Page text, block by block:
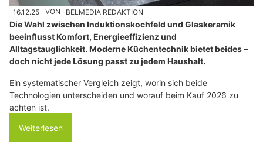
16.12.25 VON BELMEDIA REDAKTION
Die Wahl zwischen Induktionskochfeld und Glaskeramik
beeinflusst Komfort, Energieeffizienz und
Alltagstauglichkeit. Moderne Küchentechnik bietet beides –
doch nicht jede Lösung passt zu jedem Haushalt.
Ein systematischer Vergleich zeigt, worin sich beide
Technologien unterscheiden und worauf beim Kauf 2026 zu
achten ist.
Weiterlesen